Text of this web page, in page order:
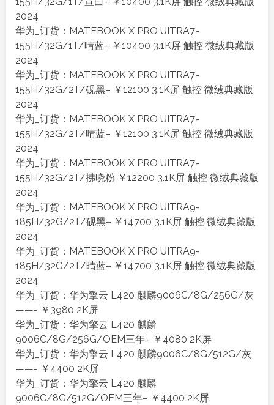
2024
华为_订货：MATEBOOK X PRO UITRA7-
155H/32G/1T/晴蓝– ￥10400 3.1K屏 触控 微绒典藏版
2024
华为_订货：MATEBOOK X PRO UITRA7-
155H/32G/2T/砚黑– ￥12100 3.1K屏 触控 微绒典藏版
2024
华为_订货：MATEBOOK X PRO UITRA7-
155H/32G/2T/晴蓝– ￥12100 3.1K屏 触控 微绒典藏版
2024
华为_订货：MATEBOOK X PRO UITRA7-
155H/32G/2T/拂晓粉 ￥12200 3.1K屏 触控 微绒典藏版
2024
华为_订货：MATEBOOK X PRO UITRA9-
185H/32G/2T/砚黑– ￥14700 3.1K屏 触控 微绒典藏版
2024
华为_订货：MATEBOOK X PRO UITRA9-
185H/32G/2T/晴蓝– ￥14700 3.1K屏 触控 微绒典藏版
2024
华为_订货：华为擎云 L420 麒麟9006C/8G/256G/灰
——- ￥3980 2K屏
华为_订货：华为擎云 L420 麒麟
9006C/8G/256G/OEM三年– ￥4080 2K屏
华为_订货：华为擎云 L420 麒麟9006C/8G/512G/灰
——- ￥4400 2K屏
华为_订货：华为擎云 L420 麒麟
9006C/8G/512G/OEM三年– ￥4400 2K屏